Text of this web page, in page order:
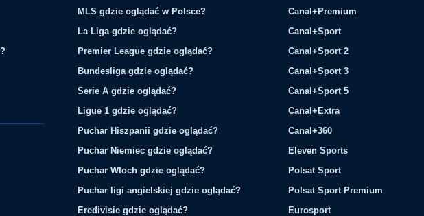
MLS gdzie oglądać w Polsce?
La Liga gdzie oglądać?
Premier League gdzie oglądać?
Bundesliga gdzie oglądać?
Serie A gdzie oglądać?
Ligue 1 gdzie oglądać?
Puchar Hiszpanii gdzie oglądać?
Puchar Niemiec gdzie oglądać?
Puchar Włoch gdzie oglądać?
Puchar ligi angielskiej gdzie oglądać?
Eredivisie gdzie oglądać?
Canal+Premium
Canal+Sport
Canal+Sport 2
Canal+Sport 3
Canal+Sport 5
Canal+Extra
Canal+360
Eleven Sports
Polsat Sport
Polsat Sport Premium
Eurosport